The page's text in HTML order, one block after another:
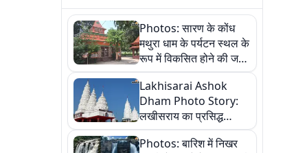
Photos: सारण के कोंध
मथुरा धाम के पर्यटन स्थल के
रूप में विकसित होने की जगी
आस, 9 तस्वीरों में देखें पूरी
कहानी
Lakhisarai Ashok
Dham Photo Story:
लखीसराय का प्रसिद्ध
अशोक धाम—आस्था,
श्रृंगार, अनुष्ठान और
Photos: बारिश में निखर